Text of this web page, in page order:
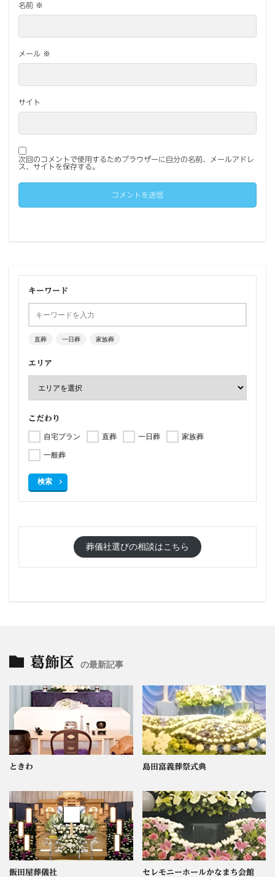
名前 ※
メール ※
サイト
次回のコメントで使用するためブラウザーに自分の名前、メールアドレ
ス、サイトを保存する。
キーワード
直葬 一日葬 家族葬
エリア
こだわり
自宅プラン 直葬 一日葬
家族葬
一般葬
検索
葬儀社選びの相談はこちら
葛飾区 の最新記事
ときわ 島田富義葬祭式典
飯田屋葬儀社 セレモニーホールかなまち会館